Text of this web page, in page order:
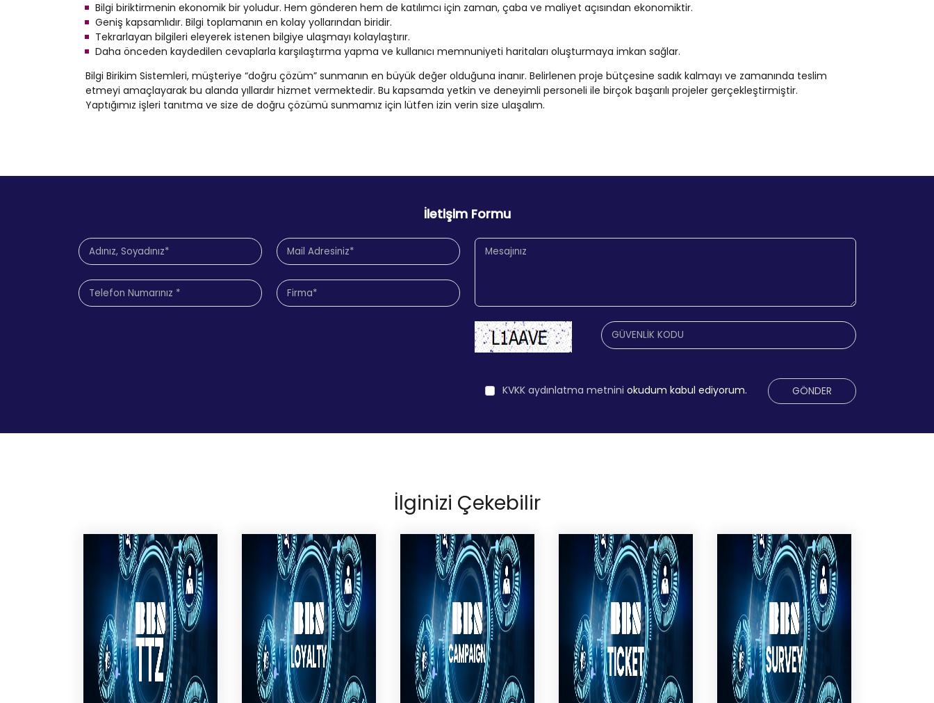
Bilgi biriktirmenin ekonomik bir yoludur. Hem gönderen hem de katılımcı için zaman, çaba ve maliyet açısından ekonomiktir.
Geniş kapsamlıdır. Bilgi toplamanın en kolay yollarından biridir.
Tekrarlayan bilgileri eleyerek istenen bilgiye ulaşmayı kolaylaştırır.
Daha önceden kaydedilen cevaplarla karşılaştırma yapma ve kullanıcı memnuniyeti haritaları oluşturmaya imkan sağlar.
Bilgi Birikim Sistemleri, müşteriye “doğru çözüm” sunmanın en büyük değer olduğuna inanır. Belirlenen proje bütçesine sadık kalmayı ve zamanında teslim
etmeyi amaçlayarak bu alanda yıllardır hizmet vermektedir. Bu kapsamda yetkin ve deneyimli personeli ile birçok başarılı projeler gerçekleştirmiştir.
Yaptığımız işleri tanıtma ve size de doğru çözümü sunmamız için lütfen izin verin size ulaşalım.
İletişim Formu
KVKK aydınlatma metniniokudum kabul ediyorum. GÖNDER
İlginizi Çekebilir